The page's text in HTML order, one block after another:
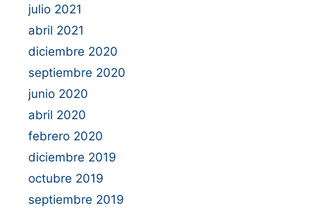
julio 2021
abril 2021
diciembre 2020
septiembre 2020
junio 2020
abril 2020
febrero 2020
diciembre 2019
octubre 2019
septiembre 2019